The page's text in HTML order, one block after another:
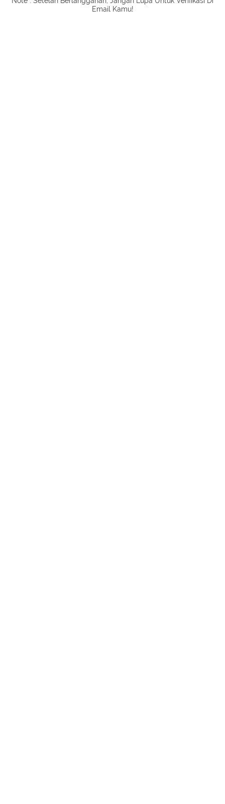
Email Kamu!